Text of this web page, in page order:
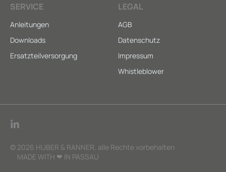
SERVICE
Anleitungen
Downloads
Ersatzteilversorgung
LEGAL
AGB
Datenschutz
Impressum
Whistleblower
© 2026 HUBER & RANNER, alle Rechte vorbehalten
MADE WITH ❤ IN PASSAU